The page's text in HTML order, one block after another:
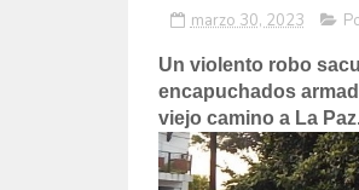
marzo 30, 2023
Un violento robo
encapuchados
viejo camino a La